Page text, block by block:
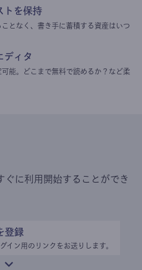
トを保持
となく、書き手に蓄積する資産はいつ
ディタ
能。どこまで無料で読めるか？など柔
ぐに利用開始することができ
登録
イン用のリンクをお送りします。